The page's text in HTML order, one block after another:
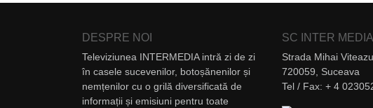
DESPRE NOI
Televiziunea INTERMEDIA intră zi de zi
în casele sucevenilor, botoșănenilor și
nemțenilor cu o grilă diversificată de
informații și emisiuni pentru toate
SC INTER MEDIA
Strada Mihai
720059, Suceava
Tel / Fax: + 4